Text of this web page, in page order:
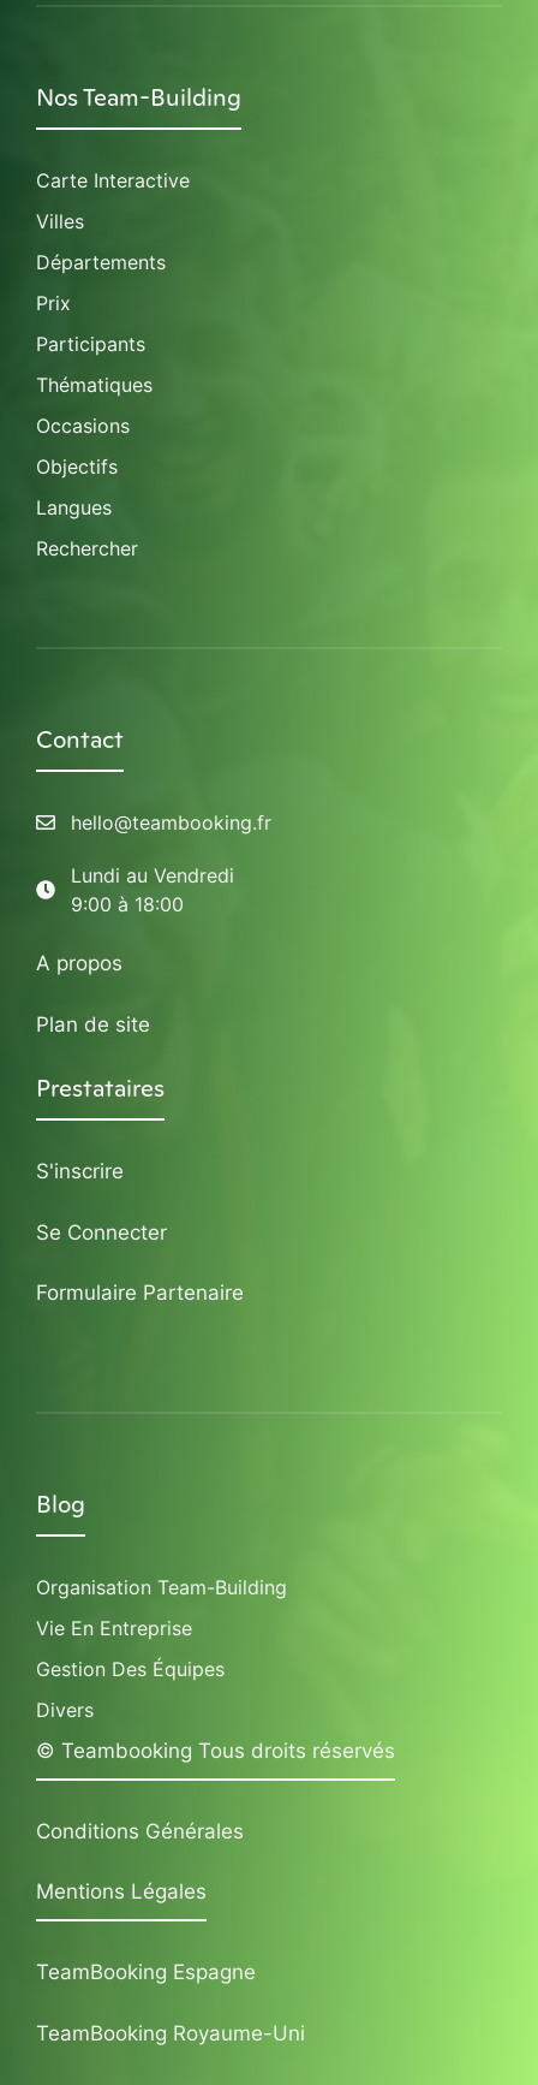
Nos Team-Building
Carte Interactive
Villes
Départements
Prix
Participants
Thématiques
Occasions
Objectifs
Langues
Rechercher
Contact
hello@teambooking.fr
Lundi au Vendredi
9:00 à 18:00
A propos
Plan de site
Prestataires
S'inscrire
Se Connecter
Formulaire Partenaire
Blog
Organisation Team-Building
Vie En Entreprise
Gestion Des Équipes
Divers
© Teambooking Tous droits réservés
Conditions Générales
Mentions Légales
TeamBooking Espagne
TeamBooking Royaume-Uni